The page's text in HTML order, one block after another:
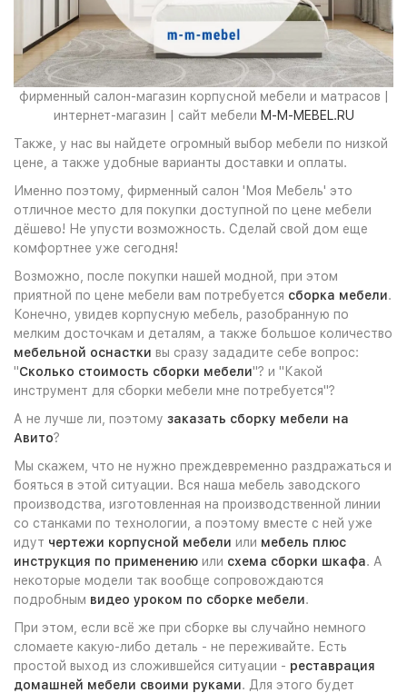
фирменный салон-магазин корпусной мебели и матрасов |
интернет-магазин | сайт мебели M-M-MEBEL.RU
Также, у нас вы найдете огромный выбор мебели по низкой
цене, а также удобные варианты доставки и оплаты.
Именно поэтому, фирменный салон 'Моя Мебель' это
отличное место для покупки доступной по цене мебели
дёшево! Не упусти возможность. Сделай свой дом еще
комфортнее уже сегодня!
Возможно, после покупки нашей модной, при этом
приятной по цене мебели вам потребуется сборка мебели.
Конечно, увидев корпусную мебель, разобранную по
мелким досточкам и деталям, а также большое количество
мебельной оснастки вы сразу зададите себе вопрос:
"Сколько стоимость сборки мебели"? и "Какой
инструмент для сборки мебели мне потребуется"?
А не лучше ли, поэтому заказать сборку мебели на
Авито?
Мы скажем, что не нужно преждевременно раздражаться и
бояться в этой ситуации. Вся наша мебель заводского
производства, изготовленная на производственной линии
со станками по технологии, а поэтому вместе с ней уже
идут чертежи корпусной мебели или мебель плюс
инструкция по применению или схема сборки шкафа. А
некоторые модели так вообще сопровождаются
подробным видео уроком по сборке мебели.
При этом, если всё же при сборке вы случайно немного
сломаете какую-либо деталь - не переживайте. Есть
простой выход из сложившейся ситуации - реставрация
домашней мебели своими руками. Для этого будет